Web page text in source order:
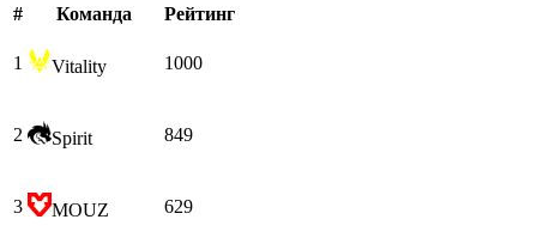
#
Команда Рейтинг
1 Vitality 1000
2 Spirit 849
3 MOUZ 629